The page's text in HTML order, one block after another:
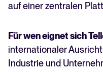
auf einer zentralen
Für wen eignet sich
internationaler
Industrie und